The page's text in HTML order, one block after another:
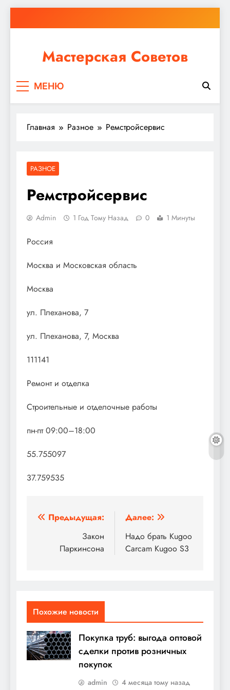
к
Мастерская Советов
ремонт или крупное строительство, в Мастерской
МЕНЮ
Главная Разное Ремстройсервис
РАЗНОЕ
Ремстройсервис
Admin 1 Год Тому Назад 0 1 Минуты
Россия
Москва и Московская область
Москва
ул. Плеханова, 7
ул. Плеханова, 7, Москва
111141
Ремонт и отделка
Строительные и отделочные работы
пн-пт 09:00–18:00
55.755097
37.759535
Навигация
записям
Предыдущая:
Закон
Паркинсона
Далее:
Надо брать Kugoo
Carcam Kugoo S3
Похожие новости
Покупка труб: выгода оптовой
сделки против розничных
покупок
admin 4 месяца тому назад